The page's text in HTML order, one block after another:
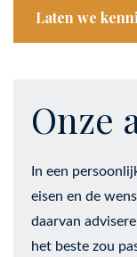
Laten we
Onze
In een
eisen en de
daarvan
het beste zou